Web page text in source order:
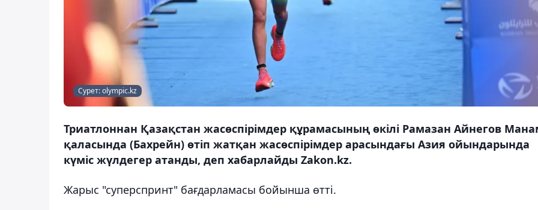
Сурет: olympic.kz
Триатлоннан Қазақстан жасөспірімдер құрамасының өкілі Рамазан Айнегов
қаласында (Бахрейн) өтіп жатқан жасөспірімдер арасындағы Азия ойындарында
күміс жүлдегер атанды, деп хабарлайды Zakon.kz.
Жарыс "суперспринт" бағдарламасы бойынша өтті.